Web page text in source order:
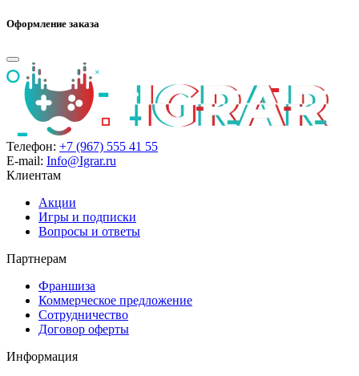
Оформление заказа
Телефон: +7 (967) 555 41 55
E-mail: Info@Igrar.ru
Клиентам
Акции
Игры и подписки
Вопросы и ответы
Партнерам
Франшиза
Коммерческое предложение
Сотрудничество
Договор оферты
Информация